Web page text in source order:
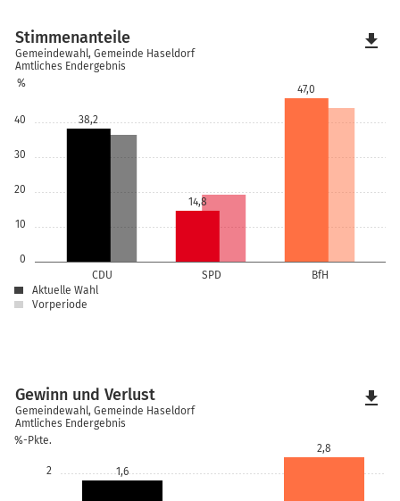
0
10
20
30
40
%
CDU SPD BfH
38,2
14,8
47,0
Stimmenanteile
Gemeindewahl, Gemeinde Haseldorf
Amtliches Endergebnis
Aktuelle Wahl
Vorperiode
file_download
2
%-Pkte.
1,6
2,8
Gewinn und Verlust
Gemeindewahl, Gemeinde Haseldorf
Amtliches Endergebnis
file_download